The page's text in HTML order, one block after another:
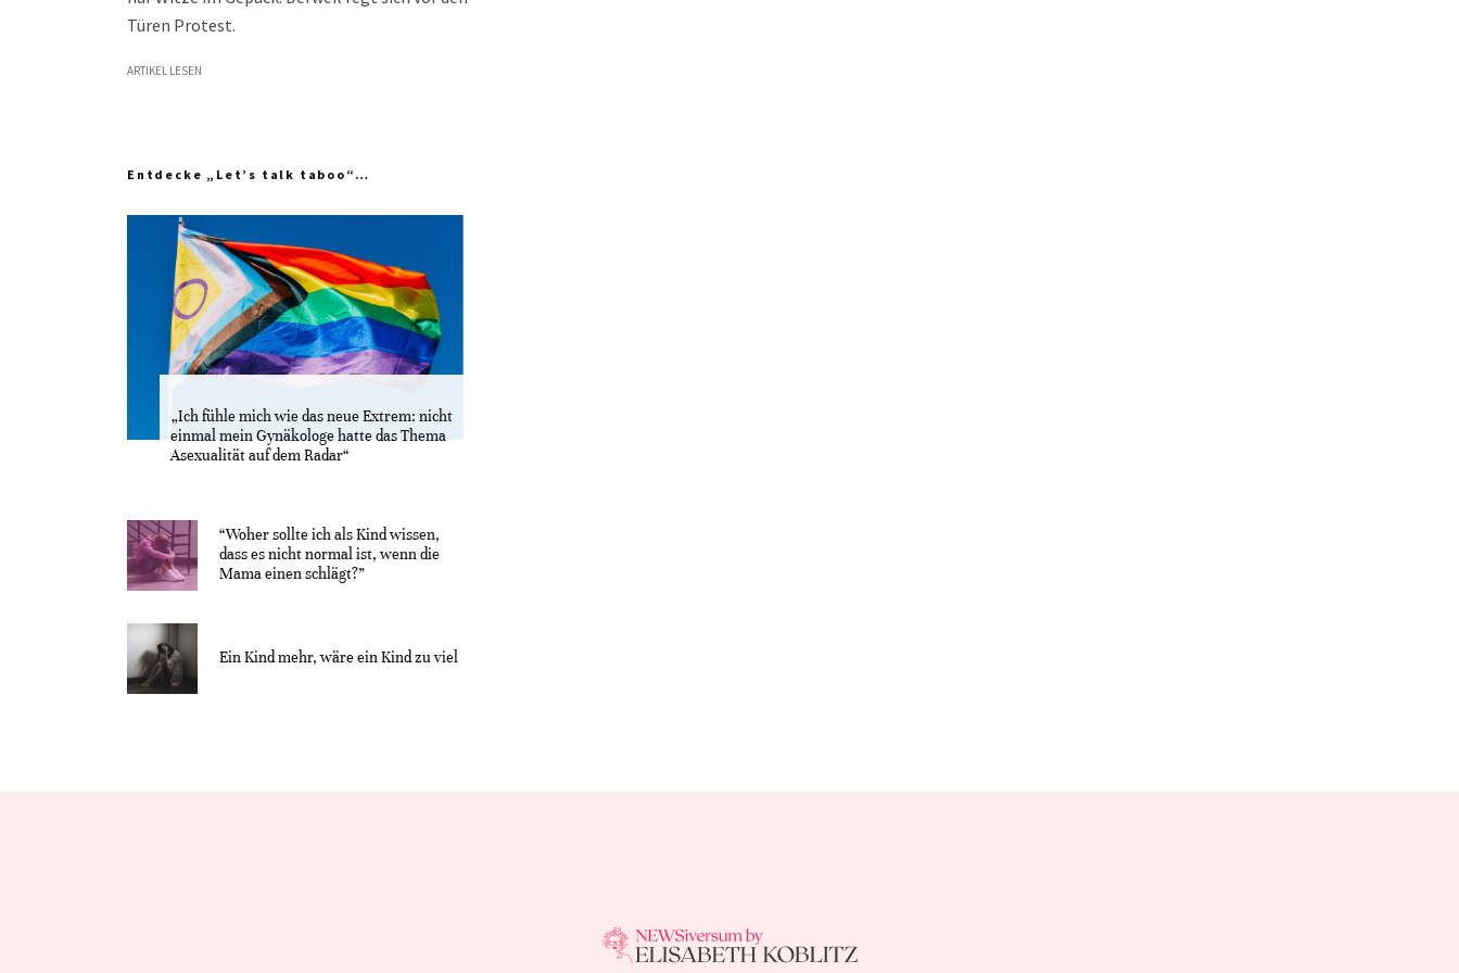
Türen Protest.
ARTIKEL LESEN
Entdecke „Let’s talk taboo“…
„Ich fühle mich wie das neue Extrem: nicht
einmal mein Gynäkologe hatte das Thema
Asexualität auf dem Radar“
“Woher sollte ich als Kind wissen,
dass es nicht normal ist, wenn die
Mama einen schlägt?”
Ein Kind mehr, wäre ein Kind zu viel